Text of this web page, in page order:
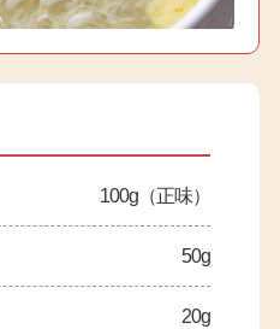
100g（正味）
50g
20g